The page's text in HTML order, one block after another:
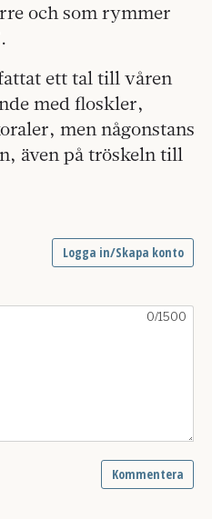
och som rymmer
ett tal till våren
med floskler,
men någonstans
även på tröskeln till